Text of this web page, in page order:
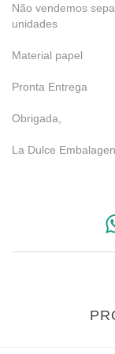
Não vendemos
unidades
Material papel
Pronta Entrega
Obrigada,
La Dulce